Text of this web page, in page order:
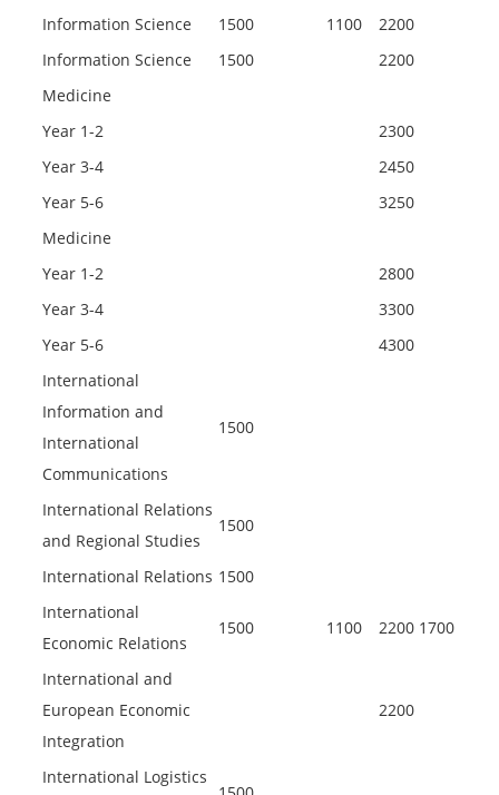
Information Science 1500 1100
2200
Information Science
1500
2200
Medicine
Year 1-2
2300
Year 3-4
2450
Year 5-6
3250
Medicine
Year 1-2
2800
Year 3-4
3300
Year 5-6
4300
International
Information and
International
Communications
1500
International Relations
and Regional Studies
1500
International Relations 1500
International
Economic Relations
1500 1100 2200 1700
International and
European Economic
Integration
2200
International Logistics